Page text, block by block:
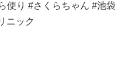
便り #さくらちゃん #池袋
ニック